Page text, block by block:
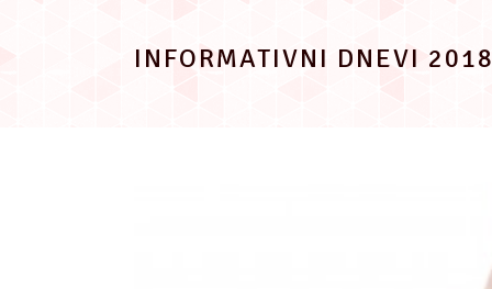
INFORMATIVNI DNEVI 2018